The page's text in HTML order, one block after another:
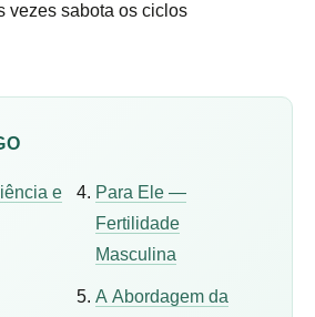
vezes sabota os ciclos
e
Para Ele —
Fertilidade
Masculina
A Abordagem da